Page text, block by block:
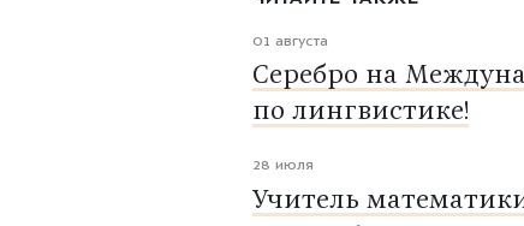
01 августа
Серебро на
по лингвистике!
28 июля
Учитель